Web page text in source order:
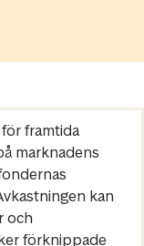
framtida
marknadens
kan
och
förknippade